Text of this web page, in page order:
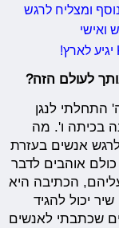
ומצליח לרגש
ואישי
לעולם הזה?
התחלתי לנגן
בכיתה ו'. מה
אנשים בעזרת
אוהבים לדבר
הכתיבה היא
יכול להגיד
שכתבתי לאנשים